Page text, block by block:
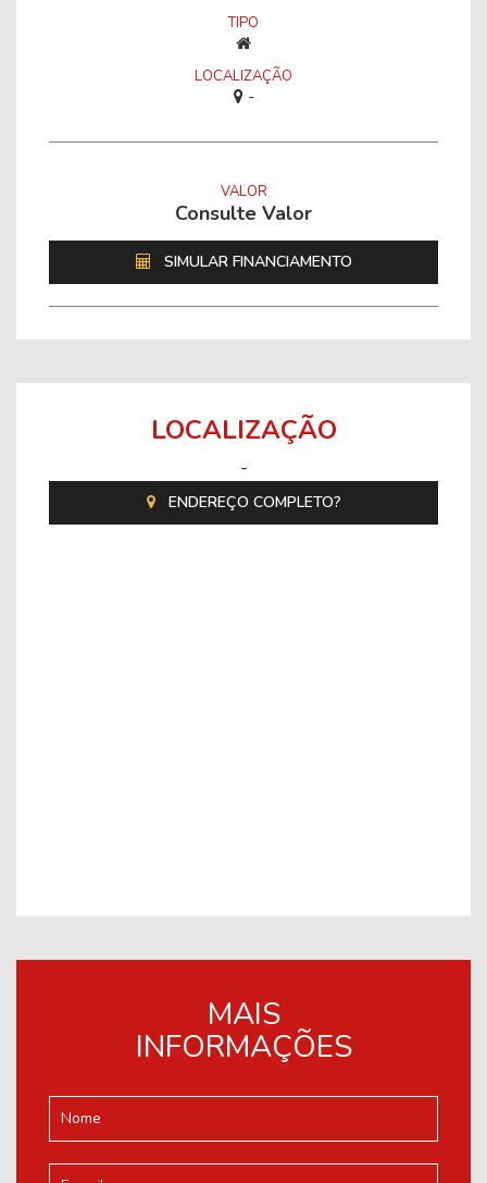
TIPO
LOCALIZAÇÃO
-
VALOR
Consulte Valor
SIMULAR FINANCIAMENTO
LOCALIZAÇÃO
-
ENDEREÇO COMPLETO?
MAIS
INFORMAÇÕES